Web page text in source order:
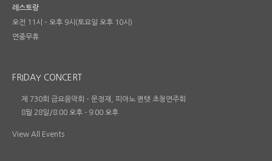
레스토랑
오전 11시 – 오후 9시(토요일 오후 10시)
연중무휴
FRIDAY CONCERT
제 730회 금요음악회 – 문정재, 피아노 퀸텟 초청연주회
8월 28일/8:00 오후 - 9:00 오후
View All Events